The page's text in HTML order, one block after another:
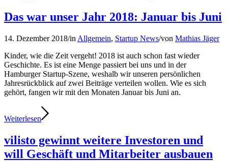
Das war unser Jahr 2018: Januar bis Juni
14. Dezember 2018/in Allgemein, Startup News/von Mathias Jäger
Kinder, wie die Zeit vergeht! 2018 ist auch schon fast wieder
Geschichte. Es ist eine Menge passiert bei uns und in der
Hamburger Startup-Szene, weshalb wir unseren persönlichen
Jahresrückblick auf zwei Beiträge verteilen wollen. Wie es sich
gehört, fangen wir mit den Monaten Januar bis Juni an.
Weiterlesen
vilisto gewinnt weitere Investoren und
will Geschäft und Mitarbeiter ausbauen